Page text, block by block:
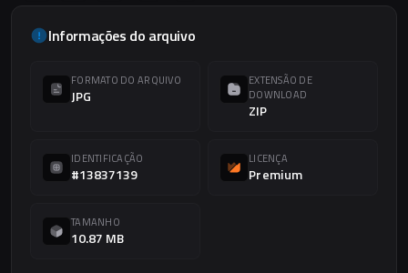
Informações do arquivo
FORMATO DO ARQUIVO
JPG
EXTENSÃO DE
DOWNLOAD
ZIP
IDENTIFICAÇÃO
#13837139
LICENÇA
Premium
TAMANHO
10.87 MB